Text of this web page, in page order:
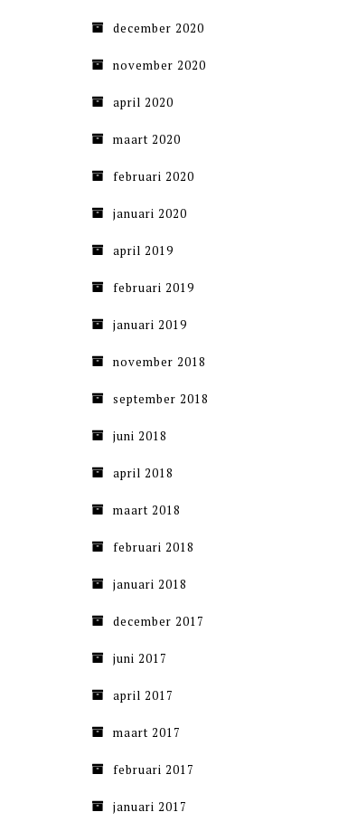
december 2020
november 2020
april 2020
maart 2020
februari 2020
januari 2020
april 2019
februari 2019
januari 2019
november 2018
september 2018
juni 2018
april 2018
maart 2018
februari 2018
januari 2018
december 2017
juni 2017
april 2017
maart 2017
februari 2017
januari 2017